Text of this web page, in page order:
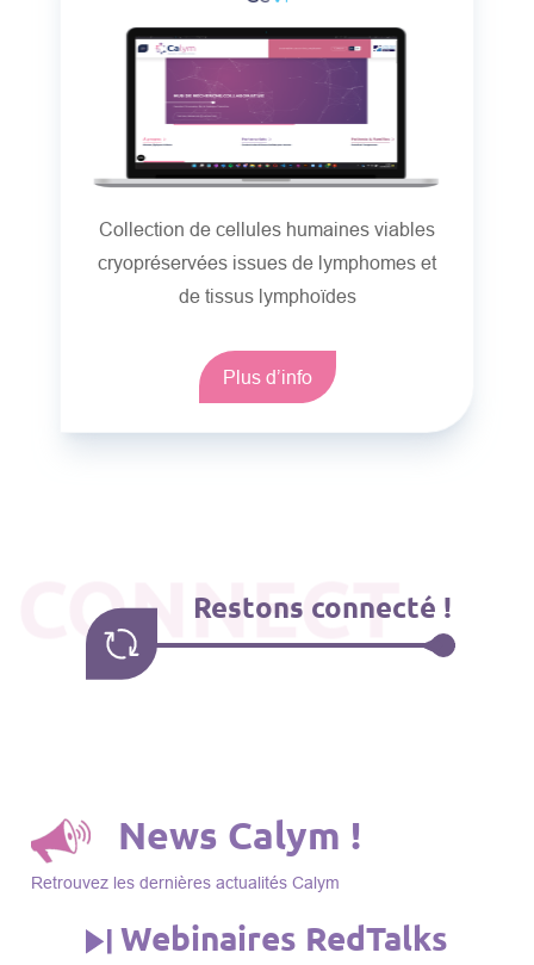
Collection de cellules humaines viables
cryopréservées issues de lymphomes et
de tissus lymphoïdes
Plus d’info
CONNECT
Restons connecté !
News Calym !
Retrouvez les dernières actualités Calym
Webinaires RedTalks